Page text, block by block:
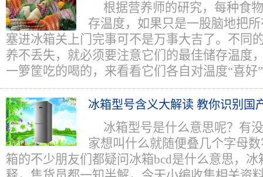
根据营养师的研究，每种食
存温度，如果只是一股脑地把
塞进冰箱关上门完事可不是万事大吉了。不同
养不丢失，就必须要注意它们的最佳储存温度
一箩筐吃的喝的，来看看它们各自对温度“喜好
冰箱型号含义大解读 教你识别国
冰箱型号是什么意思呢？有
家想叫什么就随便叠几个字母
箱的不少朋友们都疑问冰箱bcd是什么意思，